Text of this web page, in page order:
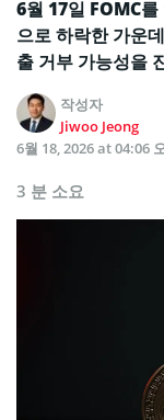
6월 17일 FOMC
으로 하락한 가운
출 거부 가능성을
작성자
Jiwoo Jeong
6월 18, 2026 at 04:06
3 분 소요